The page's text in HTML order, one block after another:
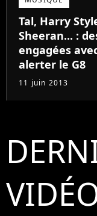
Tal, Harry
Sheeran... :
engagées
alerter le G8
11 juin 2013